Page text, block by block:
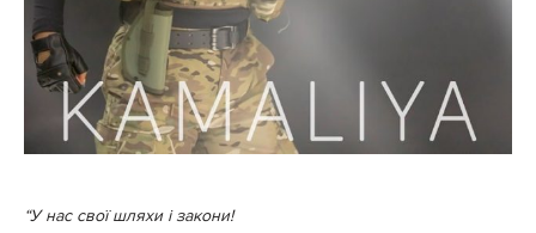
“У нас свої шляхи і закони!